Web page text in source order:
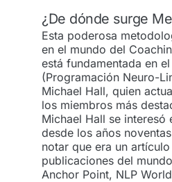
¿De dónde surge
Esta poderosa
en el mundo del
está fundamentada en
(Programación Neuro-
Michael Hall, quien
los miembros más
Michael Hall se interesó
desde los años
notar que era un
publicaciones del
Anchor Point, NLP